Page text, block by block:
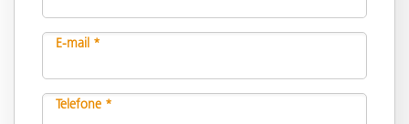
E-mail *
Telefone *